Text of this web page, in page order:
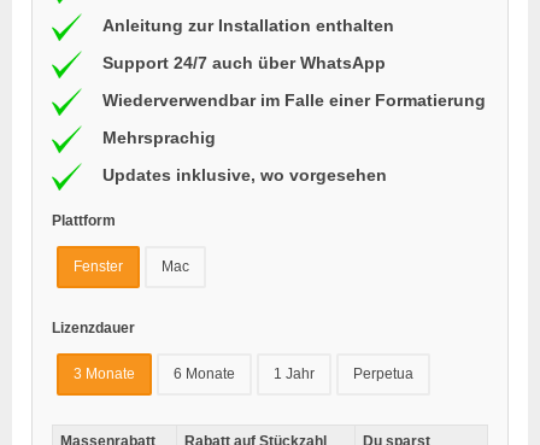
Anleitung zur Installation enthalten
Support 24/7 auch über WhatsApp
Wiederverwendbar im Falle einer Formatierung
Mehrsprachig
Updates inklusive, wo vorgesehen
Plattform
Fenster Mac
Lizenzdauer
3 Monate 6 Monate 1 Jahr Perpetua